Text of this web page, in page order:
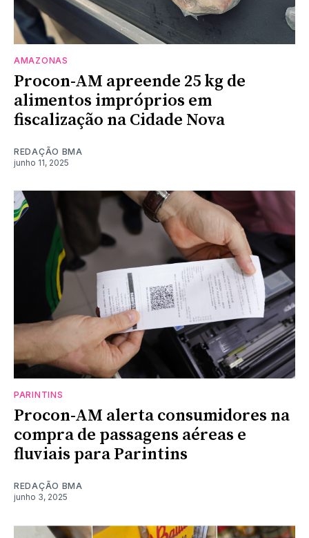
AMAZONAS
Procon-AM apreende 25 kg de
alimentos impróprios em
fiscalização na Cidade Nova
REDAÇÃO BMA
junho 11, 2025
PARINTINS
Procon-AM alerta consumidores na
compra de passagens aéreas e
fluviais para Parintins
REDAÇÃO BMA
junho 3, 2025